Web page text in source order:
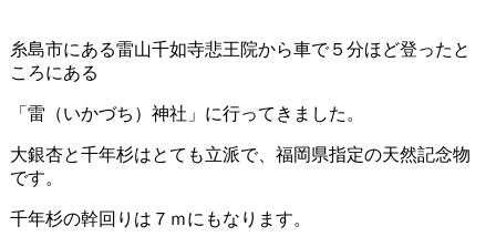
糸島市にある雷山千如寺悲王院から車で５分ほど登ったと
ころにある
「雷（いかづち）神社」に行ってきました。
大銀杏と千年杉はとても立派で、福岡県指定の天然記念物
です。
千年杉の幹回りは７ｍにもなります。